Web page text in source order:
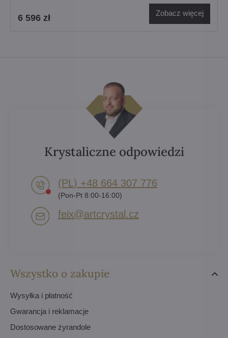
6 596 zł Zobacz więcej
Wszystko o zakupie
Wysyłka i płatność
Gwarancja i reklamacje
Dostosowane żyrandole
Krystaliczne odpowiedzi
(PL) +48 664 307 776
(Pon-Pt 8:00-16:00)
feix​@artcrystal​.cz